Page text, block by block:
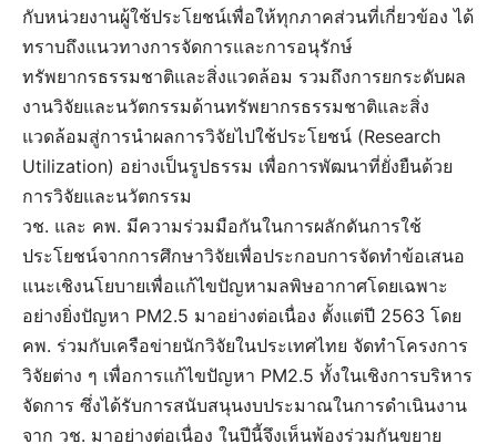
กับหน่วยงานผู้ใช้ประโยชน์เพื่อให้ทุกภาคส่วนที่เกี่ยวข้อง ได้
ทราบถึงแนวทางการจัดการและการอนุรักษ์
ทรัพยากรธรรมชาติและสิ่งแวดล้อม รวมถึงการยกระดับผล
งานวิจัยและนวัตกรรมด้านทรัพยากรธรรมชาติและสิ่ง
แวดล้อมสู่การนําผลการวิจัยไปใช้ประโยชน์ (Research
Utilization) อย่างเป็นรูปธรรม เพื่อการพัฒนาที่ยั่งยืนด้วย
การวิจัยและนวัตกรรม
วช. และ คพ. มีความร่วมมือกันในการผลักดันการใช้
ประโยชน์จากการศึกษาวิจัยเพื่อประกอบการจัดทำข้อเสนอ
แนะเชิงนโยบายเพื่อแก้ไขปัญหามลพิษอากาศโดยเฉพาะ
อย่างยิ่งปัญหา PM2.5 มาอย่างต่อเนื่อง ตั้งแต่ปี 2563 โดย
คพ. ร่วมกับเครือข่ายนักวิจัยในประเทศไทย จัดทำโครงการ
วิจัยต่าง ๆ เพื่อการแก้ไขปัญหา PM2.5 ทั้งในเชิงการบริหาร
จัดการ ซึ่งได้รับการสนับสนุนงบประมาณในการดำเนินงาน
จาก วช. มาอย่างต่อเนื่อง ในปีนี้จึงเห็นพ้องร่วมกันขยาย